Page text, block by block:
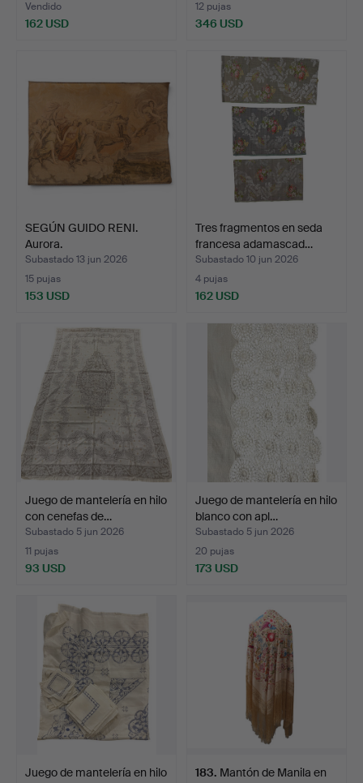
Vendido
162 USD
12 pujas
346 USD
SEGÚN GUIDO RENI.
Aurora.
Subastado 13 jun 2026
15 pujas
153 USD
Tres fragmentos en seda
francesa adamascad…
Subastado 10 jun 2026
4 pujas
162 USD
Juego de mantelería en hilo
con cenefas de…
Subastado 5 jun 2026
11 pujas
93 USD
Juego de mantelería en hilo
blanco con apl…
Subastado 5 jun 2026
20 pujas
173 USD
Juego de mantelería en hilo
183. Mantón de Manila en